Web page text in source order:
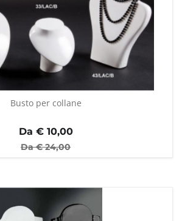
Busto per collane
Da €10,00
Da €24,00